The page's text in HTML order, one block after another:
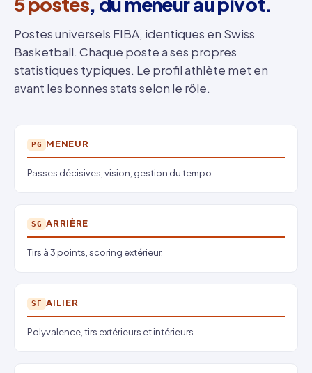
Postes universels FIBA, identiques en Swiss
Basketball. Chaque poste a ses propres
statistiques typiques. Le profil athlète met en
avant les bonnes stats selon le rôle.
PG MENEUR
Passes décisives, vision, gestion du tempo.
SG ARRIÈRE
Tirs à 3 points, scoring extérieur.
SF AILIER
Polyvalence, tirs extérieurs et intérieurs.